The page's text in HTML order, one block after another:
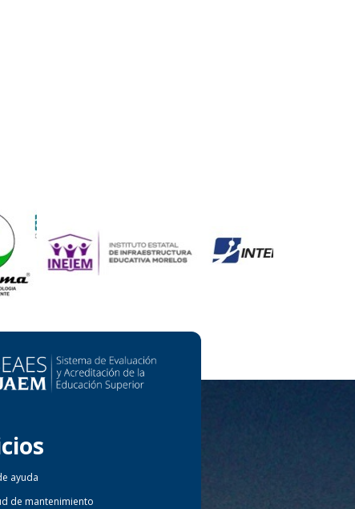
ayuda
de mantenimiento